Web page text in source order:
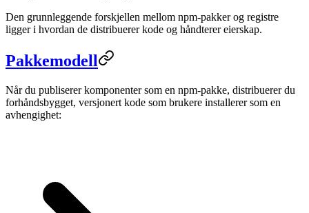
Den grunnleggende forskjellen mellom npm-pakker og registre
ligger i hvordan de distribuerer kode og håndterer eierskap.
Pakkemodell
Når du publiserer komponenter som en npm-pakke, distribuerer du
forhåndsbygget, versjonert kode som brukere installerer som en
avhengighet: